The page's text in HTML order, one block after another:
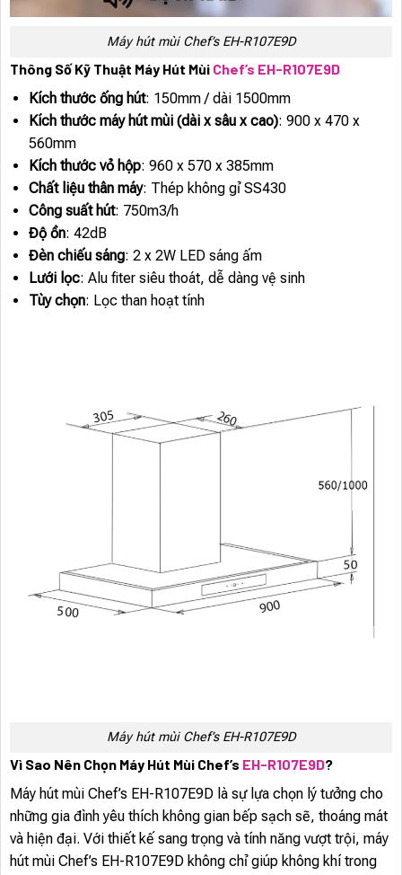
Máy hút mùi Chef’s EH-R107E9D
Thông Số Kỹ Thuật Máy Hút Mùi Chef’s EH-R107E9D
Kích thước ống hút: 150mm / dài 1500mm
Kích thước máy hút mùi (dài x sâu x cao): 900 x 470 x
560mm
Kích thước vỏ hộp: 960 x 570 x 385mm
Chất liệu thân máy: Thép không gỉ SS430
Công suất hút: 750m3/h
Độ ồn: 42dB
Đèn chiếu sáng: 2 x 2W LED sáng ấm
Lưới lọc: Alu fiter siêu thoát, dễ dàng vệ sinh
Tùy chọn: Lọc than hoạt tính
Máy hút mùi Chef’s EH-R107E9D
Vì Sao Nên Chọn Máy Hút Mùi Chef’s EH-R107E9D?
Máy hút mùi Chef’s EH-R107E9D là sự lựa chọn lý tưởng cho
những gia đình yêu thích không gian bếp sạch sẽ, thoáng mát
và hiện đại. Với thiết kế sang trọng và tính năng vượt trội, máy
hút mùi Chef’s EH-R107E9D không chỉ giúp không khí trong